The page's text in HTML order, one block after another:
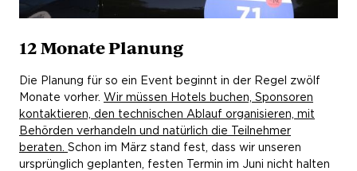
12 Monate Planung
Die Planung für so ein Event beginnt in der Regel zwölf
Monate vorher. Wir müssen Hotels buchen, Sponsoren
kontaktieren, den technischen Ablauf organisieren, mit
Behörden verhandeln und natürlich die Teilnehmer
beraten. Schon im März stand fest, dass wir unseren
ursprünglich geplanten, festen Termin im Juni nicht halten